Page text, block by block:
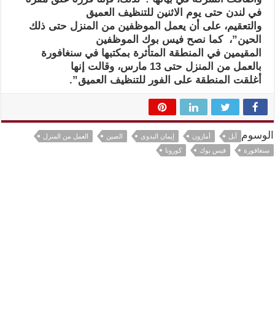
في لندن حتى يوم الاثنين للتنظيف العميق
والتعقيم، على أن يعمل الموظفين من المنزل حتى ذلك
الحين”، كما نصح فيس بوك الموظفين
المقيمين في المنطقة المتأثرة بمكتبها في سنغافورة
بالعمل من المنزل حتى 13 مارس، وقالت إنها
أغلقت المنطقة على الفور للتنظيف العميق”.
الوسوم آبل أمازون إيمان البدوى الصين
العمل من المنزل
سنغافورة
فيس بوك كورونا